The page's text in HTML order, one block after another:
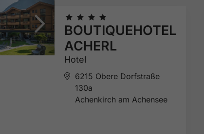
🞙 🞙 🞙 🞙
BOUTIQUEHOTEL
ACHERL
Hotel
6215 Obere Dorfstraße
130a
Achenkirch am Achensee